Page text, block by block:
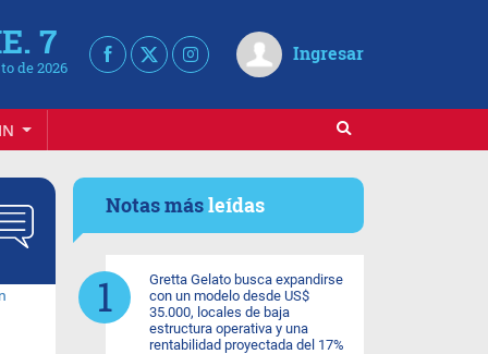
7
de 2026
Ingresar
Notas másleídas
Gretta Gelato busca expandirse
con un modelo desde US$
35.000, locales de baja
estructura operativa y una
rentabilidad proyectada del 17%